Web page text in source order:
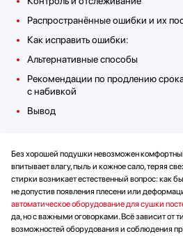
Распространённые ошибки и их
Как исправить ошибки:
Альтернативные способы
Рекомендации по продлению
с набивкой
Вывод
Без хорошей подушки невозможен
впитывает влагу, пыль и кожное сало, теряя
стирки возникает естественный вопрос: как
не допустив появления плесени или
автоматическое оборудование для сушки
да, но с важными оговорками. Всё зависит от
возможностей оборудования и соблюдения